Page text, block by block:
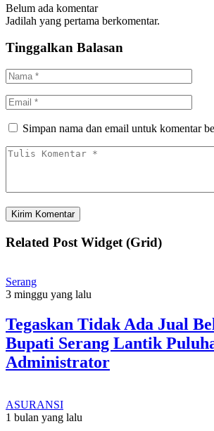
Belum ada komentar
Jadilah yang pertama berkomentar.
Tinggalkan Balasan
Simpan nama dan email untuk komentar
Related Post Widget (Grid)
Serang
3 minggu yang lalu
Tegaskan Tidak Ada Jual
Bupati Serang Lantik
Administrator
ASURANSI
1 bulan yang lalu